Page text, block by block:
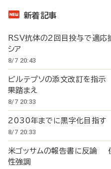
新着記事
RSV抗体の2回目投与で適
シア
8/7 20:43
ビルテプソの添文改訂を指
果踏まえ
8/7 20:33
2030年までに黒字化目指す
8/7 20:33
米ゴッサムの報告書に反論
性強調